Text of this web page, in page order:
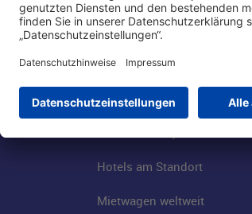
Parkplätze
Online-Shop
Besucherservices
Hotels am Standort
Mietwagen weltweit